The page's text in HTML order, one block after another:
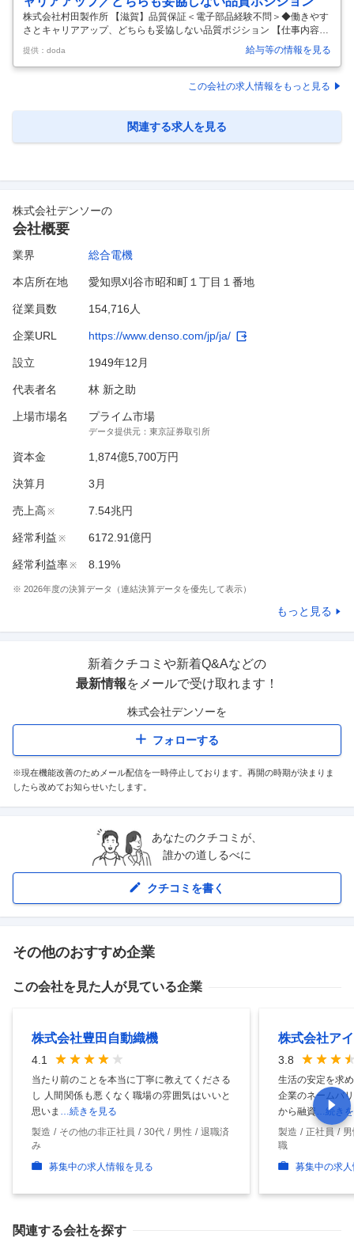
株式会社村田製作所 【滋賀】品質保証＜電子部品経験不問＞◆働きやす
さとキャリアアップ、どちらも妥協しない品質ポジション 【仕事内容】
【滋賀】品質保証＜電子部品経験不問＞◆働きやすさとキャリアアッ
プ、どちらも妥協しない品質ポジション 【具体的な仕事内容】 ～電子部
品経験不問。品質保証として、製品開発の源流から量産・グローバル展
開まで品質を創り込むことが可能です～ 電子部品の品質保証における、
みのプロジェクト会議に参加。開発目標やその評価方法の検討に品質視
点でアドバイスを行う。 ・既存量産品の材料・設計変更に対して品質視
提供：doda 給与等の情報を見る
この会社の求人情報をもっと見る
関連する求人を見る
株式会社デンソーの
会社概要
業界 総合電機
本店所在地 愛知県刈谷市昭和町１丁目１番地
従業員数 154,716人
企業URL https://www.denso.com/jp/ja/
設立 1949年12月
代表者名 林 新之助
上場市場名 プライム市場
データ提供元： 東京証券取引所
資本金 1,874億5,700万円
決算月 3 月
売上高 ※ 7.54兆円
経常利益 ※ 6172.91億円
経常利益率※ 8.19%
※ 2026年度の決算データ（連結決算データを優先して表示）
もっと見る
新着クチコミや新着Q&Aなどの
最新情報をメールで受け取れます！
株式会社デンソーを
フォローする
※現在機能改善のためメール配信を一時停止しております。再開の時期が決まりま
したら改めてお知らせいたします。
あなたのクチコミが、
誰かの道しるべに
クチコミを書く
その他のおすすめ企業
この会社を見た人が見ている企業
株式会社豊田自動織機
4.1
当たり前のことを本当に丁寧に教えてくださる
し 人間関係も悪くなく職場の雰囲気はいいと
思いま
…続きを見る
製造
その他の非正社員 30代 男性
退職済
み
募集中の求人情報を見る
株式会社ア
3.8
生活の安定を求
企業のネームバ
から融資 …続き
製造
正社員
職
募集中の求
関連する会社を探す